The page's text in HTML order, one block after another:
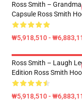
Ross Smith – Grandma
Capsule Ross Smith
₩5,918,510 -
Ross Smith – Laugh
Edition Ross Smith
₩5,918,510 -